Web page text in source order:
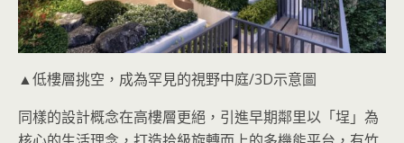
▲低樓層挑空，成為罕見的視野中庭/3D示意圖
同樣的設計概念在高樓層更絕，引進早期鄰里以「埕」為